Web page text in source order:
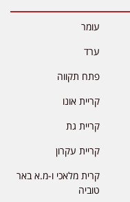
עומר
ערד
פתח תקווה
קריית אונו
קריית גת
קריית עקרון
קרית מלאכי ו-מ.א באר
טוביה